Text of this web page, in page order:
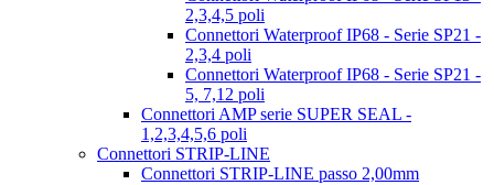
2,3,4,5 poli
Connettori Waterproof IP68 - Serie SP21 -
2,3,4 poli
Connettori Waterproof IP68 - Serie SP21 -
5, 7,12 poli
Connettori AMP serie SUPER SEAL -
1,2,3,4,5,6 poli
Connettori STRIP-LINE
Connettori STRIP-LINE passo 2,00mm